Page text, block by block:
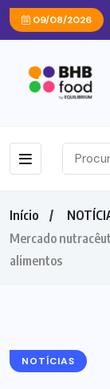
09/08/2026
Início
Mercado
alimentos
NOTÍCIAS